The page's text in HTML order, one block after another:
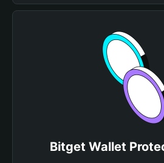
Bitget Wallet